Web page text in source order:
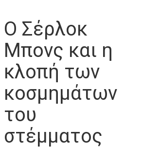
Ο Σέρλοκ
Μπονς και η
κλοπή των
κοσμημάτων
του
στέμματος